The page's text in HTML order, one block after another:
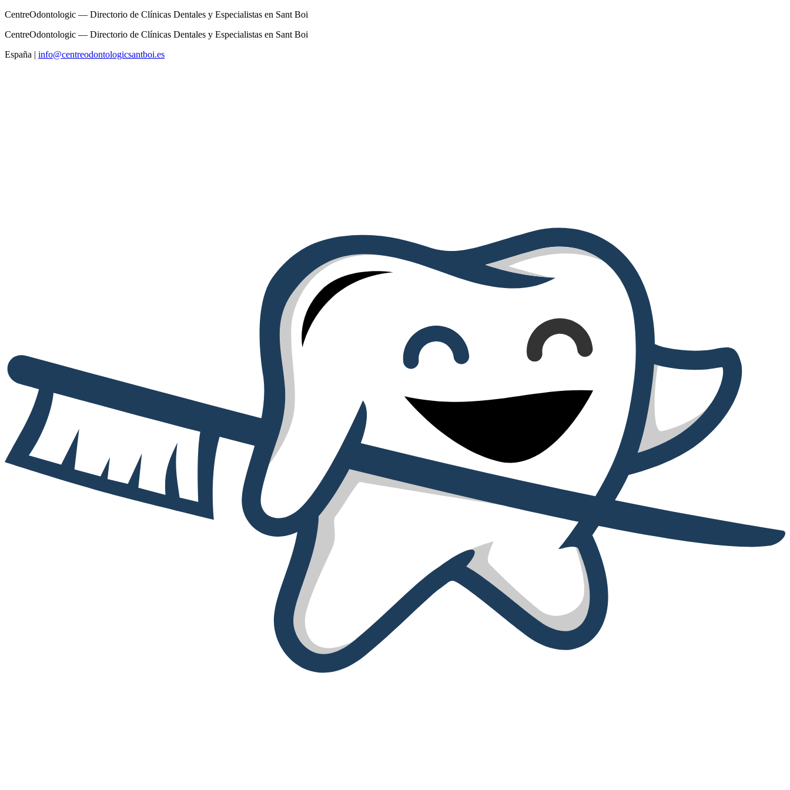
CentreOdontologic — Directorio de Clínicas Dentales y Especialistas en Sant Boi
CentreOdontologic — Directorio de Clínicas Dentales y Especialistas en Sant Boi
España | info@centreodontologicsantboi.es